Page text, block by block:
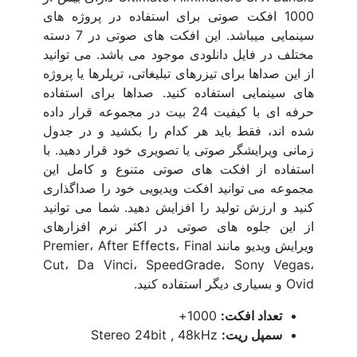
بازگشت
ترانزیشن
اسلایدشو
پرزنتیشن
افتتاحیه
اینفوگرافی
بکگراند
موکاپ
نمایش های ویدیویی
تیزر پریمیر
موشن گرافیک
ابزار پریمیر
تایتل
طرح اینستاگرام
نمایش لوگو
ویژوالایزر موزیک
سینمافوردی
1000 افکت صوتی برای استفاده در پروژه های
سینمایی میباشد. این افکت های صوتی در 7 دسته
مختلف در فایل دانلودی موجود می باشد. می توانید
از این صداها برای تیزرهای تبلیغاتی، تریلرها یا پروژه
های سینمایی استفاده کنید. صداها برای استفاده
حرفه ای با کیفیت 24 بیت در مجموعه قرار داده
شده اند، فقط باید هر کدام را بکشید و در جدول
زمانی ویرایشگر صوتی یا تصویری خود قرار دهید. با
استفاده از افکت های صوتی متنوع و کامل این
مجموعه می توانید افکت ویدیویی خود را صداگذاری
کنید و ارزش تولید را افزایش دهید. شما می توانید
از این جلوه های صوتی در اکثر نرم افزارهای
ویرایش ویدیو مانند Premier، After Effects، Final
Cut، Da Vinci، SpeedGrade، Sony Vegas،
Ovid و بسیاری دیگر استفاده کنید.
تعداد افکت:
سمپل ریت: